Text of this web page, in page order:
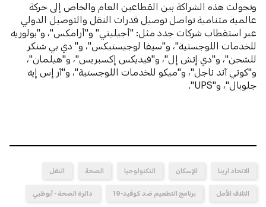
وتحولت هذه الشراكة بين القطاعين العام والخاص إلى حركة
عالمية متنامية تواصل توصيل قدرات النقل والتوصيل الدولي
عبر استقطاب شركات جدد مثل: "أجيليتي" و"أرامكس"، و"بولوريه
للخدمات اللوجستية"، و"سيفا لوجيستيكس"، و" دي بي شنكر
للشحن"، و"دي إتش إل"، و"فيديكس إكسبريس"، و"هيلمان"،
و"كوني آند ناجل"، و"ميكو للخدمات اللوجستية"، و"آر إس إيه
جلوبال"، و"UPS".
الاتحاد ارينا الإسكان التكنولوجيا الصحة النقل
ائتلاف الأمل برنامج التطعيم ضد كوفيد-19 دائرة الصحة - أبوظبي